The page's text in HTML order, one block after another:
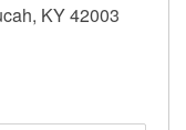
KY 42003